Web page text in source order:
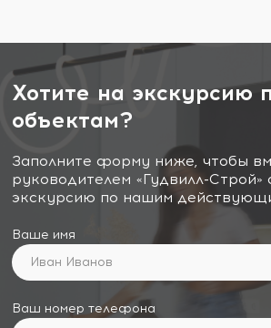
Хотите на экскурсию
объектам?
Заполните форму ниже, чтобы
руководителем «Гудвилл-Строй»
экскурсию по нашим
Ваше имя
Ваш номер телефона